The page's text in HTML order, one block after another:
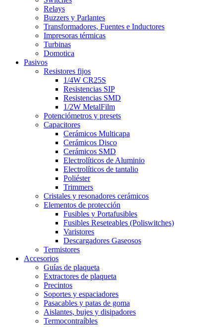
Relays
Buzzers y Parlantes
Transformadores, Fuentes e Inductores
Impresoras térmicas
Turbinas
Domotica
Pasivos
Resistores fijos
1/4W CR25S
Resistencias SIP
Resistencias SMD
1/2W MetalFilm
Potenciómetros y presets
Capacitores
Cerámicos Multicapa
Cerámicos Disco
Cerámicos SMD
Electrolíticos de Aluminio
Electrolíticos de tantalio
Poliéster
Trimmers
Cristales y resonadores cerámicos
Elementos de protección
Fusibles y Portafusibles
Fusibles Reseteables (Poliswitches)
Varistores
Descargadores Gaseosos
Termistores
Accesorios
Guías de plaqueta
Extractores de plaqueta
Precintos
Soportes y espaciadores
Pasacables y patas de goma
Aislantes, bujes y disipadores
Termocontraíbles